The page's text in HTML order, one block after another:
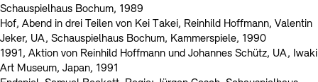
Schauspielhaus Bochum, 1989
Hof, Abend in drei Teilen von Kei Takei, Reinhild Hoffmann, Valentin
Jeker, UA, Schauspielhaus Bochum, Kammerspiele, 1990
1991, Aktion von Reinhild Hoffmann und Johannes Schütz, UA, Iwaki
Art Museum, Japan, 1991